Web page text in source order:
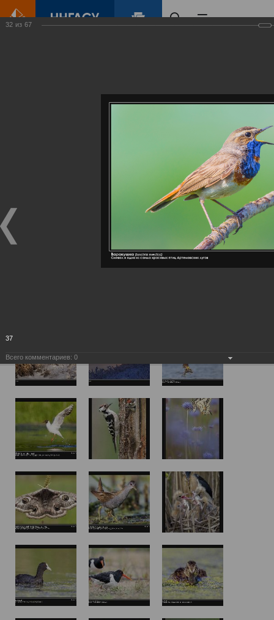
32 из 67
37
Всего комментариев: 0